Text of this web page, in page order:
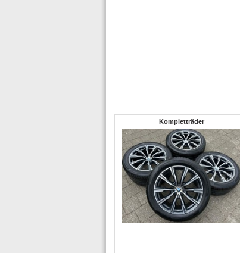
Kompletträder